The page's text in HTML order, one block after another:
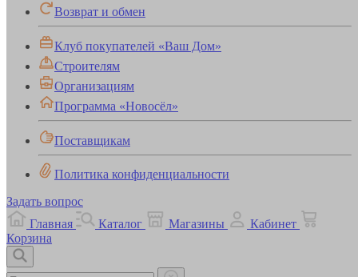
Возврат и обмен
Клуб покупателей «Ваш Дом»
Строителям
Организациям
Программа «Новосёл»
Поставщикам
Политика конфиденциальности
Задать вопрос
Главная
Каталог Магазины
Кабинет
Корзина